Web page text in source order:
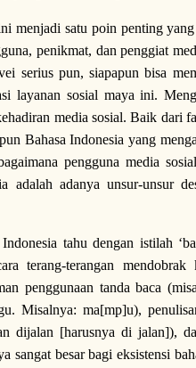
menjadi satu poin penting
penikmat, dan penggiat
serius pun, siapapun bisa
layanan sosial maya ini.
media sosial. Baik dari
Bahasa Indonesia yang
pengguna media
adalah adanya unsur-unsur
tahu dengan istilah
terang-terangan mendobrak
penggunaan tanda baca
Misalnya: ma[mp]u),
dijalan [harusnya di jalan]),
sangat besar bagi eksistensi